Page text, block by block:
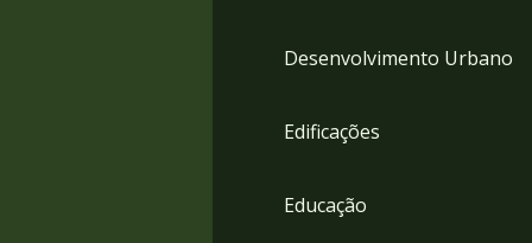
Desenvolvimento Urbano
Edificações
Educação